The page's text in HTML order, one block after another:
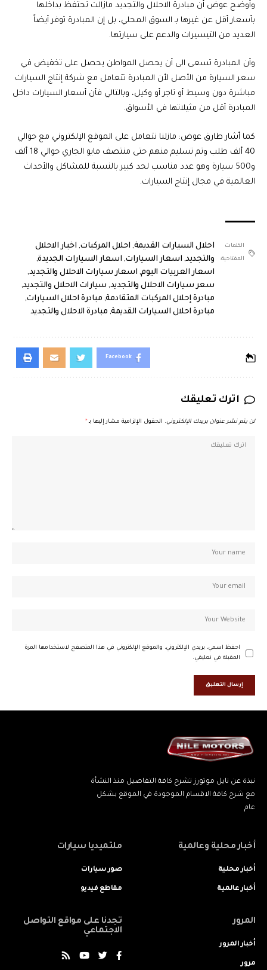
وأوضح عوض أن مبادرة الاحلال والتجديد مازالت تحتفظ بداخلها
بأسعار أقل عن غيرها بـ السوق المحلي، بل إن المبادرة توفر أيضاً
العديد من التيسيرات والدعم على سيارتها.
وأن المبادرة تسعى الى أن يحصل المواطن يحصل على تخفيض في
سعر السيارة من الأصل لأن المبادرة تتعامل مع شركة إنتاج السيارات
مباشرة دون وسيط أو تاجر أو وكيل، وبالتالي فأن أسعار السيارات داخل
المبادرة أقل من مثيلاتها في الأسواق.
كما أشار طارق عوض: مازلنا نتعامل على الموقع الإلكتروني مع حوالي
40 ألف طلب وتم تسليم منهم حتى منتصف مايو الجاري حوالي 18 ألف
و500 سيارة وهو عدد مناسب لحد كبير بالنسبة للمشاكل والأحداث
العالمية في مجال إنتاج السيارات.
الكلمات
المفتاحية:
احلال السيارات القديمة, احلال المركبات, اخبار الاحلال
والتجديد, اسعار السيارات, اسعار السيارات الجديدة,
اسعار العربيات اليوم, اسعار سيارات الاحلال والتجديد,
سعر سيارات الاحلال والتجديد, سيارات الاحلال والتجديد,
مبادرة إحلال المركبات المتقادمة, مبادرة احلال السيارات,
مبادرة احلال السيارات القديمة, مبادرة الاحلال والتجديد
Facebook
اترك تعليقك
لن يتم نشر عنوان بريدك الإلكتروني. الحقول الإلزامية مشار إليها بـ *
احفظ اسمي، بريدي الإلكتروني، والموقع الإلكتروني في هذا المتصفح لاستخدامها المرة
المقبلة في تعليقي.
نبذة عن نايل موتورز تشرح كافة التفاصيل منذ النشأة
مع شرح كافة الاقسام الموجودة في الموقع بشكل
عام
أخبار محلية وعالمية
أخبار محلية
أخبار عالمية
ملتميديا سيارات
صور سيارات
مقاطع فيديو
المرور
أخبار المرور
مرور
تجدنا على مواقع التواصل
الاجتماعي